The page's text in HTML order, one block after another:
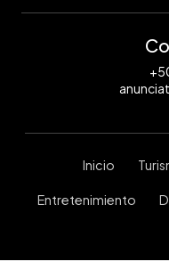
Inicio
Entretenimiento